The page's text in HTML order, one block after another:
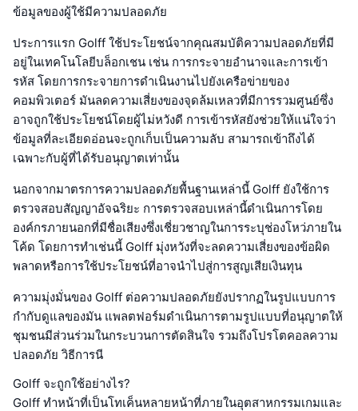
ข้อมูลของผู้ใช้มีความปลอดภัย
ประการแรก Golff ใช้ประโยชน์จากคุณสมบัติความปลอดภัยที่มี
อยู่ในเทคโนโลยีบล็อกเชน เช่น การกระจายอำนาจและการเข้า
รหัส โดยการกระจายการดำเนินงานไปยังเครือข่ายของ
คอมพิวเตอร์ มันลดความเสี่ยงของจุดล้มเหลวที่มีการรวมศูนย์ซึ่ง
อาจถูกใช้ประโยชน์โดยผู้ไม่หวังดี การเข้ารหัสยังช่วยให้แน่ใจว่า
ข้อมูลที่ละเอียดอ่อนจะถูกเก็บเป็นความลับ สามารถเข้าถึงได้
เฉพาะกับผู้ที่ได้รับอนุญาตเท่านั้น
นอกจากมาตรการความปลอดภัยพื้นฐานเหล่านี้ Golff ยังใช้การ
ตรวจสอบสัญญาอัจฉริยะ การตรวจสอบเหล่านี้ดำเนินการโดย
องค์กรภายนอกที่มีชื่อเสียงซึ่งเชี่ยวชาญในการระบุช่องโหว่ภายใน
โค้ด โดยการทำเช่นนี้ Golff มุ่งหวังที่จะลดความเสี่ยงของข้อผิด
พลาดหรือการใช้ประโยชน์ที่อาจนำไปสู่การสูญเสียเงินทุน
ความมุ่งมั่นของ Golff ต่อความปลอดภัยยังปรากฏในรูปแบบการ
กำกับดูแลของมัน แพลตฟอร์มดำเนินการตามรูปแบบที่อนุญาตให้
ชุมชนมีส่วนร่วมในกระบวนการตัดสินใจ รวมถึงโปรโตคอลความ
ปลอดภัย วิธีการนี
Golff จะถูกใช้อย่างไร?
Golff ทำหน้าที่เป็นโทเค็นหลายหน้าที่ภายในอุตสาหกรรมเกมและ